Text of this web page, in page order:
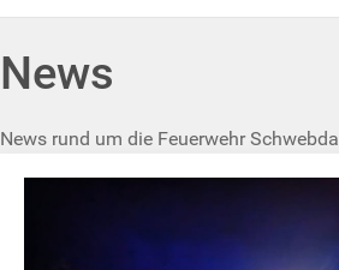
News
News rund um die Feuerwehr Schwebda